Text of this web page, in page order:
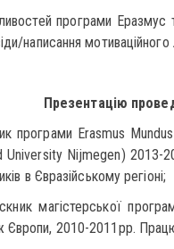
програми Еразмус
написання
Презентацію
програми Erasmus
Nijmegen) 2013-
в Євразійському регіоні;
магістерської
2010-2011рр. Працює